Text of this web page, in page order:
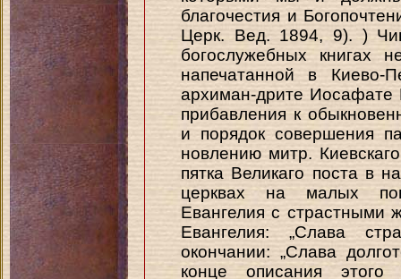
благочестия и
Церк. Вед. 1894, 9). )
богослужебных книгах
напечатанной в
архиман-дрите Иосафате
прибавления к
и порядок совершения
новлению митр.
пятка Великаго поста в
церквах на малых
Евангелия с страстными
Евангелия: „Слава
окончании: „Слава
конце описания